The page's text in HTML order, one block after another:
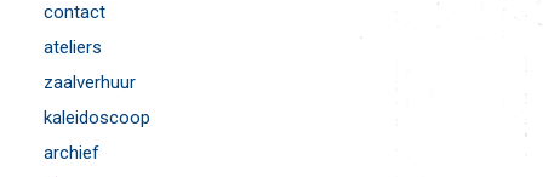
contact
ateliers
zaalverhuur
kaleidoscoop
archief